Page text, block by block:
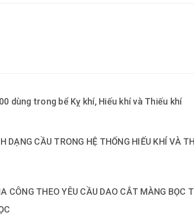
dùng trong bể Kỵ khí, Hiếu khí và Thiếu khí
DẠNG CẦU TRONG HỆ THỐNG HIẾU KHÍ VÀ
CÔNG THEO YÊU CẦU DAO CẮT MÀNG BỌC